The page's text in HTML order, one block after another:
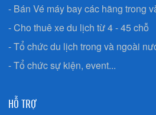
- Bán Vé máy bay các hãng trong
- Cho thuê xe du lịch từ 4 - 45 chỗ
- Tổ chức du lịch trong và ngoài
- Tổ chức sự kiện, event...
HỖ TRỢ